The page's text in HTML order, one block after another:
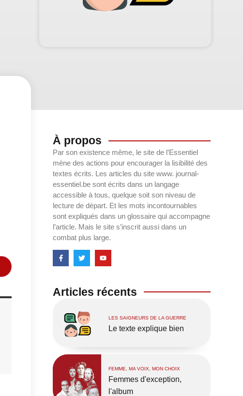
À propos
Par son existence même, le site de l’Essentiel
mène des actions pour encourager la lisibilité des
textes écrits. Les articles du site www. journal-
essentiel.be sont écrits dans un langage
accessible à tous, quelque soit son niveau de
lecture de départ. Et les mots incontournables
sont expliqués dans un glossaire qui accompagne
l’article. Mais le site s’inscrit aussi dans un
combat plus large.
Articles récents
LES SAIGNEURS DE LA GUERRE
Le texte explique bien
FEMME, MA VOIX, MON CHOIX
Femmes d'exception,
l'album